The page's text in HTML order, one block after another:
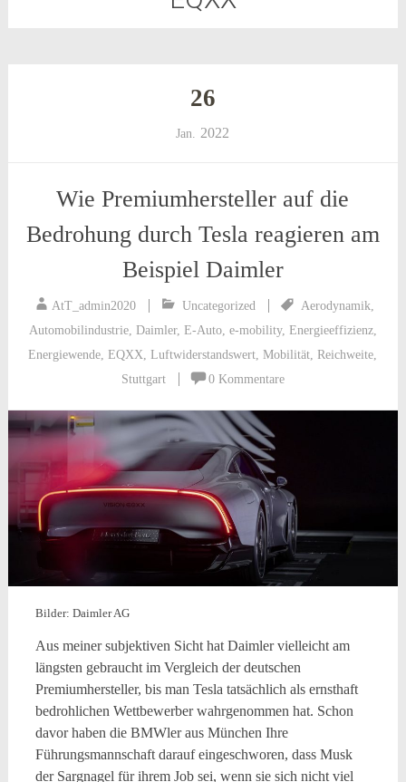
26
Jan. 2022
Wie Premiumhersteller auf die
Bedrohung durch Tesla reagieren am
Beispiel Daimler
AtT_admin2020 Uncategorized Aerodynamik,
Automobilindustrie, Daimler, E-Auto, e-mobility, Energieeffizienz,
Energiewende,EQXX,Luftwiderstandswert,Mobilität,Reichweite,
Stuttgart
0 Kommentare
Bilder: Daimler AG
Aus meiner subjektiven Sicht hat Daimler vielleicht am
längsten gebraucht im Vergleich der deutschen
Premiumhersteller, bis man Tesla tatsächlich als ernsthaft
bedrohlichen Wettbewerber wahrgenommen hat. Schon
davor haben die BMWler aus München Ihre
Führungsmannschaft darauf eingeschworen, dass Musk
der Sargnagel für ihrem Job sei, wenn sie sich nicht viel